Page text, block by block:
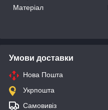
Матеріал
Умови доставки
Нова Пошта
Укрпошта
Самовивіз